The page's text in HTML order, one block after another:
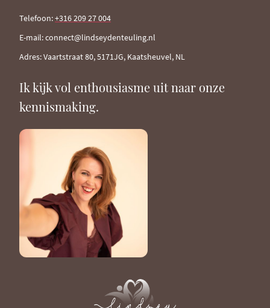
Telefoon:+316 209 27 004
E-mail: connect@lindseydenteuling.nl
Adres: Vaartstraat 80, 5171JG, Kaatsheuvel, NL
Ik kijk vol enthousiasme uit naar onze
kennismaking.